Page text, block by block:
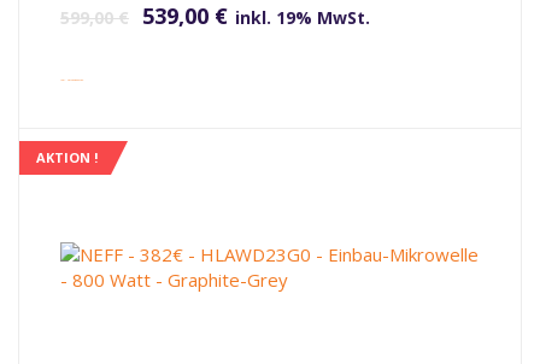
599,00€ 539,00 € inkl. 19% MwSt.
inkl. Versandkosten
AKTION !